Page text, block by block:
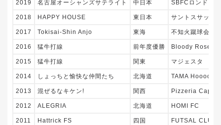
2019 名古屋オーシャンズサテライト 中日本 SBFCロンドリ
2018 HAPPY HOUSE 東日本 サントスサッカ
2017 Tokisai-Shin Anjo 東海 不知火蹴球会
2016 猛牛打線 前年度優勝 Bloody Rose
2015 猛牛打線 関東 マジェスタ
2014 しょっちと愉快な仲間たち 北海道 TAMA HooooMe
2013 混ぜるなキケン! 関西 Pizzeria
2012 ALEGRIA 北海道 HOMI FC
2011 Hattrick FS 四国 FUTSAL CLUB